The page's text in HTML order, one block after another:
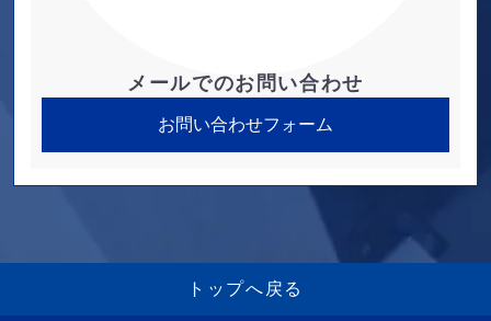
メールでのお問い合わせ
お問い合わせフォーム
トップへ戻る